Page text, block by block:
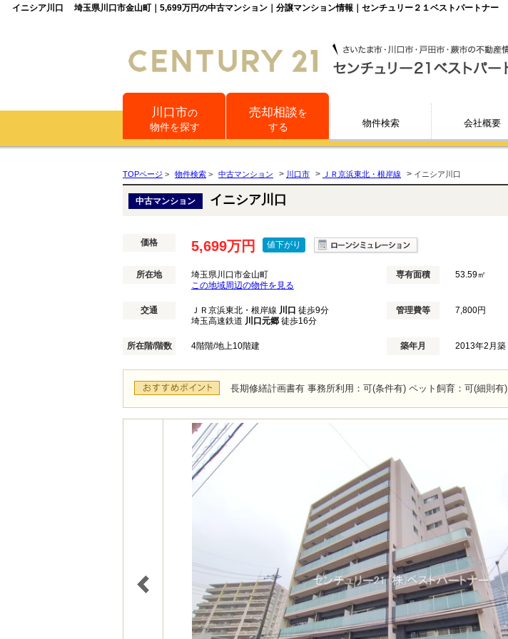
イニシア川口 埼玉県川口市金山町｜5,699万円の中古マンション｜分譲マンション情報｜センチュリー２１ベストパートナー
川口市の
物件を探す
売却相談を
する
物件検索 会社概要
TOPページ > 物件検索 > 中古マンション > 川口市 > ＪＲ京浜東北・根岸線 > イニシア川口
中古マンション イニシア川口
価格 5,699万円 値下がり
所在地
埼玉県川口市金山町
この地域周辺の物件を見る
専有面積 53.59㎡
交通 ＪＲ京浜東北・根岸線 川口 徒歩9分
埼玉高速鉄道 川口元郷 徒歩16分
管理費等 7,800円
所在階/階数 4階階/地上10階建 築年月 2013年2月築
長期修繕計画書有 事務所利用：可(条件有) ペット飼育：可(細則有)